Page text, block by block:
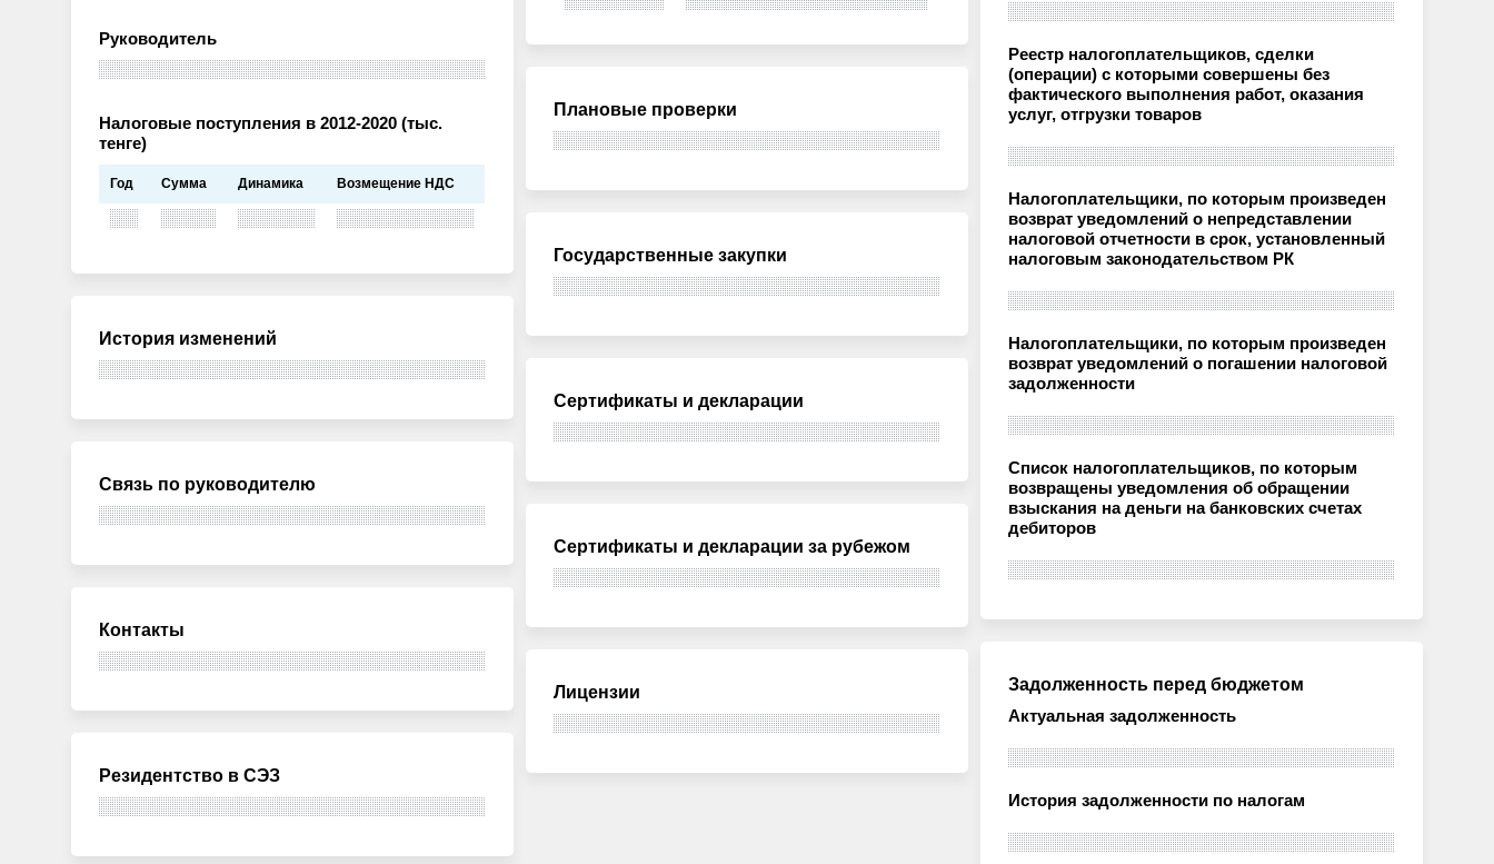
Руководитель
Налоговые поступления в 2012-2020 (тыс.
тенге)
Год Сумма Динамика Возмещение НДС
История изменений
Связь по руководителю
Контакты
Резидентство в СЭЗ
Плановые проверки
Государственные закупки
Сертификаты и декларации
Сертификаты и декларации за рубежом
Лицензии
Реестр налогоплательщиков, сделки
(операции) с которыми совершены без
фактического выполнения работ, оказания
услуг, отгрузки товаров
Налогоплательщики, по которым произведен
возврат уведомлений о непредставлении
налоговой отчетности в срок, установленный
налоговым законодательством РК
Налогоплательщики, по которым произведен
возврат уведомлений о погашении налоговой
задолженности
Список налогоплательщиков, по которым
возвращены уведомления об обращении
взыскания на деньги на банковских счетах
дебиторов
Задолженность перед бюджетом
Актуальная задолженность
История задолженности по налогам